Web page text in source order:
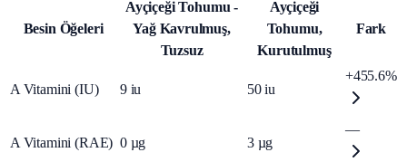
Besin Öğeleri
Ayçiçeği Tohumu -
Yağ Kavrulmuş,
Tuzsuz
Ayçiçeği
Tohumu,
Kurutulmuş
Fark
A Vitamini (IU) 9 iu 50 iu
+455.6%
A Vitamini (RAE) 0 µg 3 µg
—